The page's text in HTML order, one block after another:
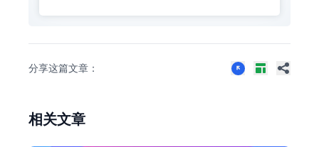
分享这篇文章：
相关文章